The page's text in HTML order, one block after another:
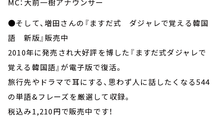
MC：大前一樹アナウンサー
●そして、増田さんの『ますだ式 ダジャレで覚える韓国
語 新版』販売中
2010年に発売され大好評を博した『ますだ式ダジャレで
覚える韓国語』が電子版で復活。
旅行先やドラマで耳にする、思わず人に話したくなる544
の単語&フレーズを厳選して収録。
税込み1,210円で販売中です！